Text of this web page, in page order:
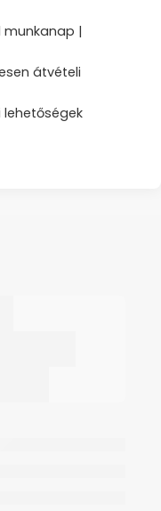
munkanap |
átvételi
lehetőségek